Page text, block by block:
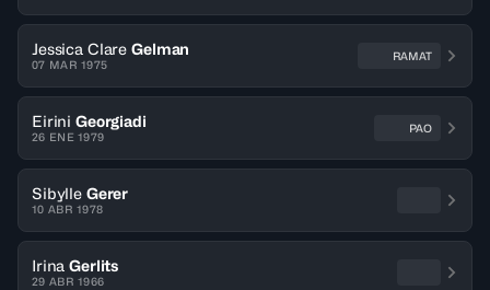
Jessica Clare Gelman
07 MAR 1975
RAMAT
Eirini Georgiadi
26 ENE 1979
PAO
Sibylle Gerer
10 ABR 1978
Irina Gerlits
29 ABR 1966